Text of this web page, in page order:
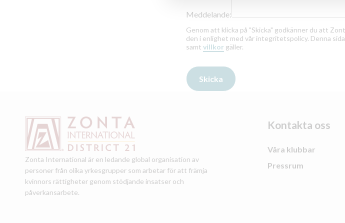
Meddelande:
Genom att klicka på "Skicka" godkänner du att
den i enlighet med vår integritetspolicy. Denna
samt villkor gäller.
Zonta International är en ledande global organisation av
personer från olika yrkesgrupper som arbetar för att främja
kvinnors rättigheter genom stödjande insatser och
påverkansarbete.
Kontakta oss
Våra klubbar
Pressrum